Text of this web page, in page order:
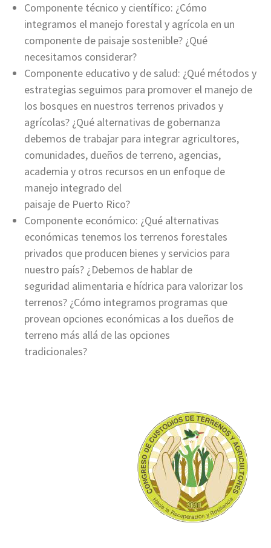
Componente técnico y científico: ¿Cómo
integramos el manejo forestal y agrícola en un
componente de paisaje sostenible? ¿Qué
necesitamos considerar?
Componente educativo y de salud: ¿Qué métodos y
estrategias seguimos para promover el manejo de
los bosques en nuestros terrenos privados y
agrícolas? ¿Qué alternativas de gobernanza
debemos de trabajar para integrar agricultores,
comunidades, dueños de terreno, agencias,
academia y otros recursos en un enfoque de
manejo integrado del
paisaje de Puerto Rico?
Componente económico: ¿Qué alternativas
económicas tenemos los terrenos forestales
privados que producen bienes y servicios para
nuestro país? ¿Debemos de hablar de
seguridad alimentaria e hídrica para valorizar los
terrenos? ¿Cómo integramos programas que
provean opciones económicas a los dueños de
terreno más allá de las opciones
tradicionales?